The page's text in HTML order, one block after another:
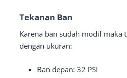
Tekanan Ban
Karena ban sudah modif maka
dengan ukuran:
Ban depan: 32 PSI